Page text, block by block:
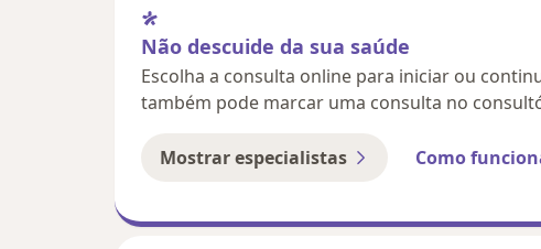
Não descuide da sua saúde
Escolha a consulta online para iniciar ou
também pode marcar uma consulta no
Mostrar especialistas Como